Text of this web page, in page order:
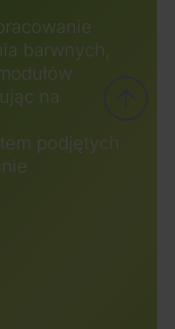
barwnych,
na
podjętych